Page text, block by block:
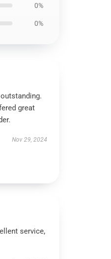
0%
0%
great
Nov 29, 2024
service,